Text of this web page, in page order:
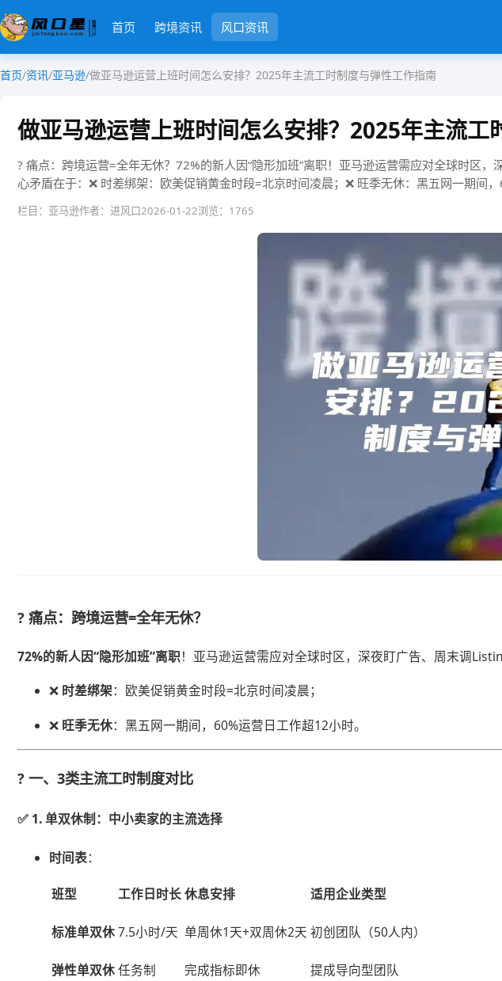
首页 跨境资讯 风口资讯
首页/资讯/亚马逊/做亚马逊运营上班时间怎么安排？2025年主流工时制度与弹性工作指南
做亚马逊运营上班时间怎么安排？2025年主流工
? 痛点：跨境运营=全年无休？​​72%的新人因“隐形加班”离职​​！亚马逊运营需应对全球时区
心矛盾在于：❌ ​​时差绑架​​：欧美促销黄金时段=北京时间凌晨；❌ ​​旺季无休​​：黑五网一期
栏目：亚马逊作者：进风口2026-01-22浏览：1765
? 痛点：跨境运营=全年无休？
​72%的新人因“隐形加班”离职​！亚马逊运营需应对全球时区，深夜盯广告、周末调
❌ ​ ​时差绑架​​：欧美促销黄金时段=北京时间凌晨；
❌ ​ ​旺季无休​​：黑五网一期间，60%运营日工作超12小时。
? 一、3类主流工时制度对比
✅ ​ ​1. 单双休制：中小卖家的主流选择​
​时间表​​：
​班型​ 工作日时长休息安排 适用企业类型
​标准单双休​7.5小时/天 单周休1天+双周休2天 初创团队（50人内）
​弹性单双休​任务制 完成指标即休 提成导向型团队